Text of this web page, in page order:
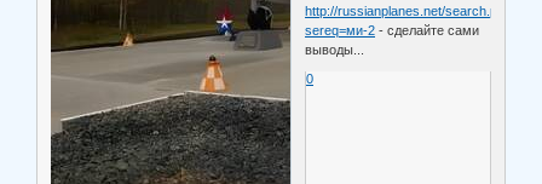
http://russianplanes.net/search.php?
sereq=ми-2 - сделайте сами
выводы...
0